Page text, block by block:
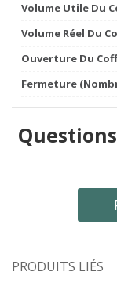
Volume Utile Du
Volume Réel Du
Ouverture Du
Fermeture
PRODUITS LIÉS